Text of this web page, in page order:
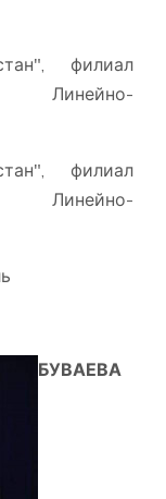
филиал
Линейно-
филиал
Линейно-
БУВАЕВА